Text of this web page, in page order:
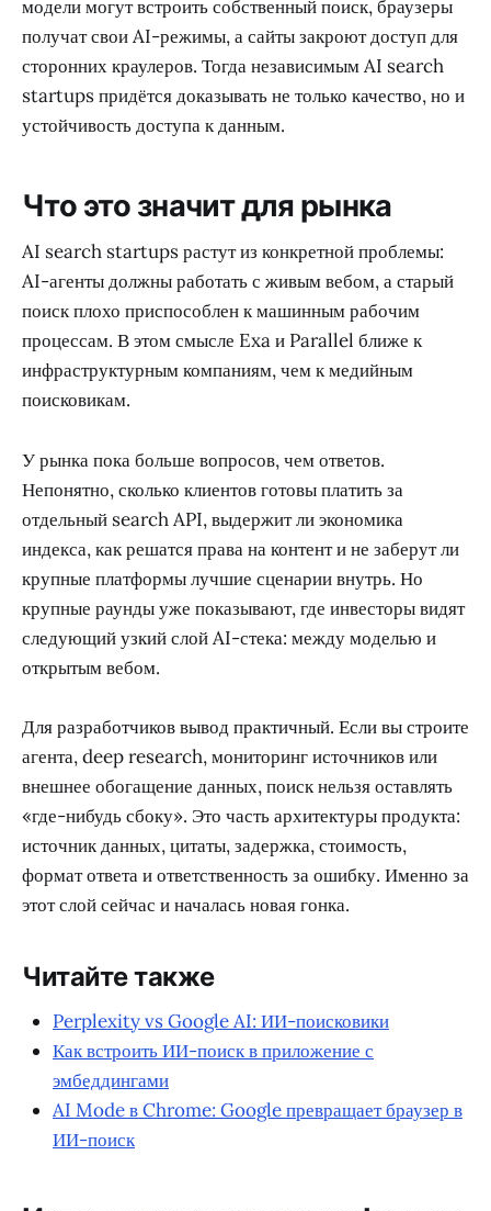
показывает ссылку и часто вытаскивает ответ прямо в
продукт клиента.
Третий риск: качество. Агенту нельзя дать «примерно
релевантный» источник, если результат идёт в
автоматическое решение. Поэтому цитаты, оценка
уверенности, контроль свежести и понятные
ограничения будут важнее красивой демки.
Четвёртый риск: зависимость от платформ. Крупные
модели могут встроить собственный поиск, браузеры
получат свои AI-режимы, а сайты закроют доступ для
сторонних краулеров. Тогда независимым AI search
устойчивость доступа к данным.
Что это значит для рынка
AI search startups растут из конкретной проблемы:
AI-агенты должны работать с живым вебом, а старый
поиск плохо приспособлен к машинным рабочим
процессам. В этом смысле Exa и Parallel ближе к
поисковикам.
У рынка пока больше вопросов, чем ответов.
Непонятно, сколько клиентов готовы платить за
отдельный search API, выдержит ли экономика
индекса, как решатся права на контент и не заберут ли
крупные платформы лучшие сценарии внутрь. Но
следующий узкий слой AI-стека: между моделью и
Для разработчиков вывод практичный. Если вы строите
агента, deep research, мониторинг источников или
внешнее обогащение данных, поиск нельзя оставлять
«где-нибудь сбоку». Это часть архитектуры продукта: